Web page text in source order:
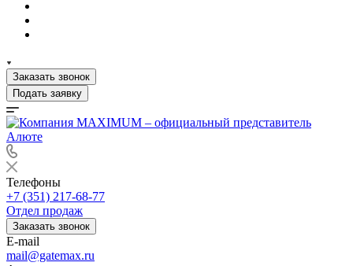
Заказать звонок
Подать заявку
Телефоны
+7 (351) 217-68-77
Отдел продаж
Заказать звонок
E-mail
mail@gatemax.ru